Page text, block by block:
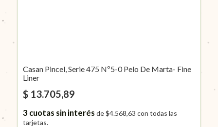
Casan Pincel, Serie 475 Nº5-0 Pelo De Marta- Fine
Liner
$ 13.705,89
3cuotas sin interés de$4.568,63 con todas las
tarjetas.